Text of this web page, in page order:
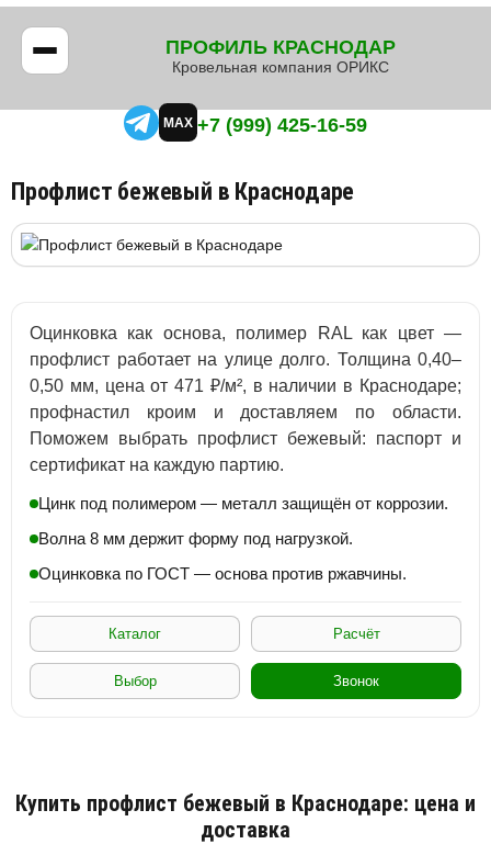
ПРОФИЛЬ КРАСНОДАР
Кровельная компания ОРИКС
MAX +7 (999) 425-16-59
Профлист бежевый в Краснодаре
Оцинковка как основа, полимер RAL как цвет —
профлист работает на улице долго. Толщина 0,40–
0,50 мм, цена от 471 ₽/м², в наличии в Краснодаре;
профнастил кроим и доставляем по области.
Поможем выбрать профлист бежевый: паспорт и
сертификат на каждую партию.
Цинк под полимером — металл защищён от коррозии.
Волна 8 мм держит форму под нагрузкой.
Оцинковка по ГОСТ — основа против ржавчины.
Каталог Расчёт
Выбор Звонок
Купить профлист бежевый в Краснодаре: цена и
доставка